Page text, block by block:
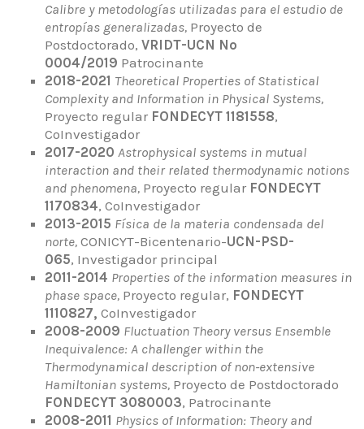
Calibre y metodologías utilizadas para el estudio de
entropías generalizadas, Proyecto de
Postdoctorado, VRIDT-UCN No
0004/2019 Patrocinante
2018-2021 Theoretical Properties of Statistical
Complexity and Information in Physical Systems,
Proyecto regular FONDECYT 1181558,
CoInvestigador
2017-2020 Astrophysical systems in mutual
interaction and their related thermodynamic notions
and phenomena, Proyecto regular FONDECYT
1170834, CoInvestigador
2013-2015 Física de la materia condensada del
norte, CONICYT-Bicentenario-UCN-PSD-
065, Investigador principal
2011-2014 Properties of the information measures in
phase space, Proyecto regular, FONDECYT
1110827, CoInvestigador
2008-2009 Fluctuation Theory versus Ensemble
Inequivalence: A challenger within the
Thermodynamical description of non-extensive
Hamiltonian systems, Proyecto de Postdoctorado
FONDECYT 3080003, Patrocinante
2008-2011 Physics of Information: Theory and